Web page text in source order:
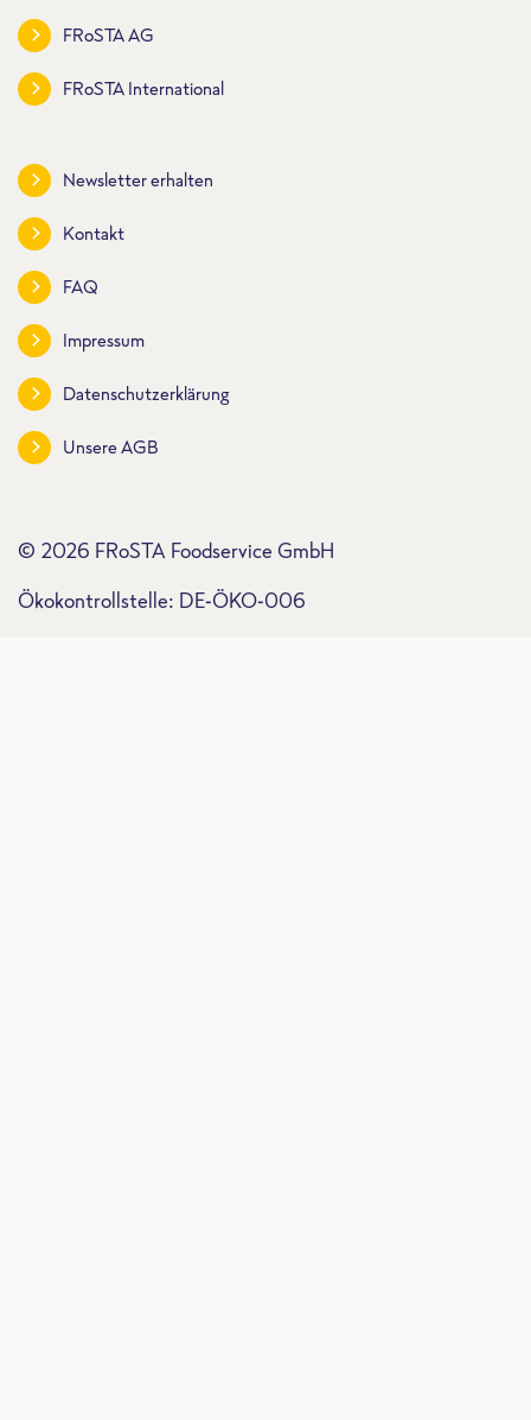
FRoSTA AG
FRoSTA International
Newsletter erhalten
Kontakt
FAQ
Impressum
Datenschutzerklärung
Unsere AGB
© 2026 FRoSTA Foodservice GmbH
Ökokontrollstelle: DE-ÖKO-006